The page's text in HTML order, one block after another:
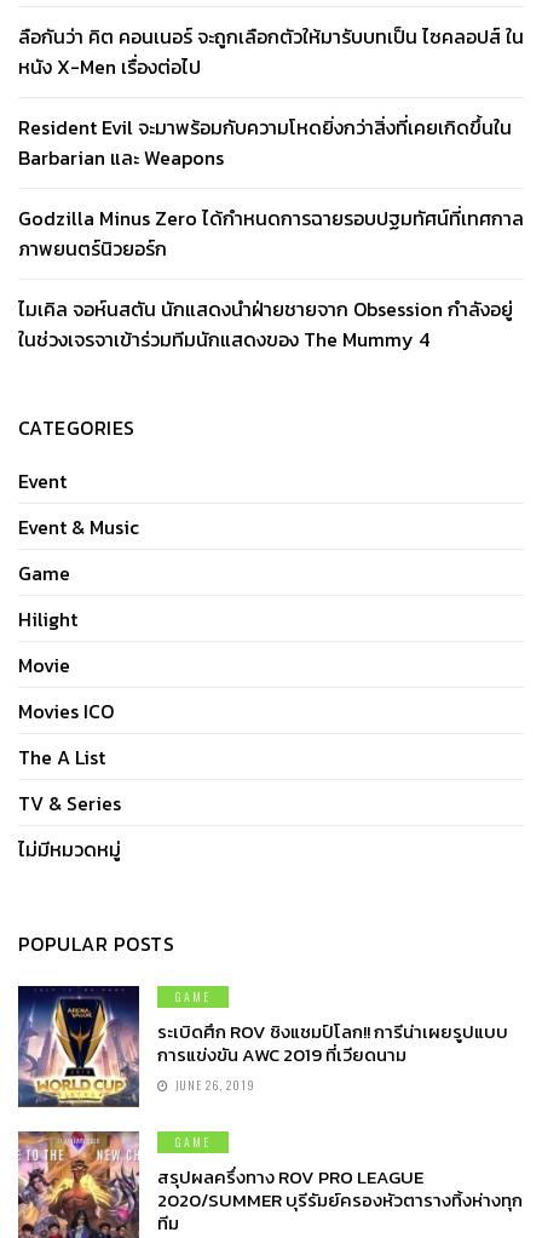
ลือกันว่า คิต คอนเนอร์ จะถูกเลือกตัวให้มารับบทเป็น ไซคลอปส์ ใน
หนัง X-Men เรื่องต่อไป
Resident Evil จะมาพร้อมกับความโหดยิ่งกว่าสิ่งที่เคยเกิดขึ้นใน
Barbarian และ Weapons
Godzilla Minus Zero ได้กำหนดการฉายรอบปฐมทัศน์ที่เทศกาล
ภาพยนตร์นิวยอร์ก
ไมเคิล จอห์นสตัน นักแสดงนำฝ่ายชายจาก Obsession กำลังอยู่
ในช่วงเจรจาเข้าร่วมทีมนักแสดงของ The Mummy 4
CATEGORIES
Event
Event & Music
Game
Hilight
Movie
Movies ICO
The A List
TV & Series
ไม่มีหมวดหมู่
POPULAR POSTS
GAME
ระเบิดศึก ROV ชิงแชมป์โลก!! การีน่าเผยรูปแบบ
การแข่งขัน AWC 2019 ที่เวียดนาม
JUNE 26, 2019
GAME
สรุปผลครึ่งทาง ROV PRO LEAGUE
2020/SUMMER บุรีรัมย์ครองหัวตารางทิ้งห่างทุก
ทีม